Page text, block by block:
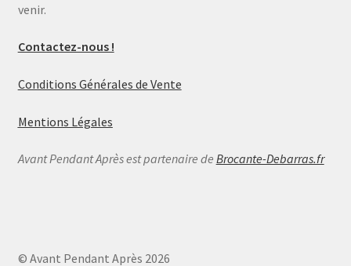
venir.
Contactez-nous !
Conditions Générales de Vente
Mentions Légales
Avant Pendant Après est partenaire de Brocante-Debarras.fr
© Avant Pendant Après 2026